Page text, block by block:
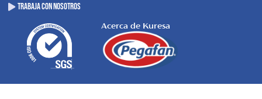
TRABAJA CON NOSOTROS
Acerca de Kuresa